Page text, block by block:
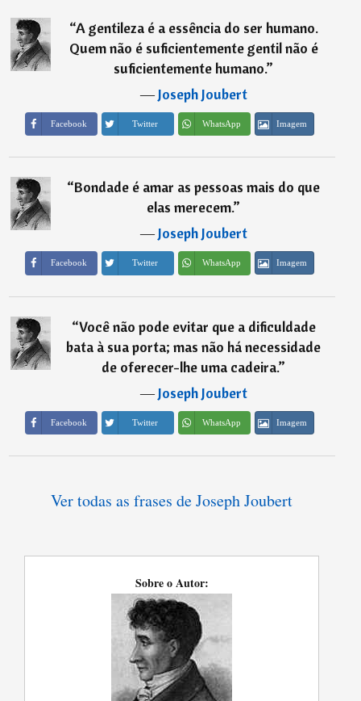
“A gentileza é a essência do ser humano.
Quem não é suficientemente gentil não é
suficientemente humano.”
―Joseph Joubert
Facebook Twitter WhatsApp Imagem
“Bondade é amar as pessoas mais do que
elas merecem.”
―Joseph Joubert
Facebook Twitter WhatsApp Imagem
“Você não pode evitar que a dificuldade
bata à sua porta; mas não há necessidade
de oferecer-lhe uma cadeira.”
―Joseph Joubert
Facebook Twitter WhatsApp Imagem
Ver todas as frases de Joseph Joubert
Sobre o Autor: